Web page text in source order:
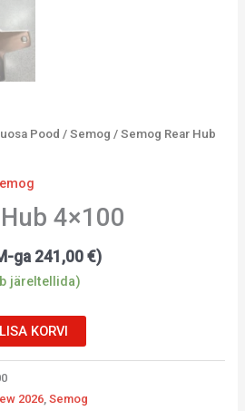
Pood /Semog / Semog Rear Hub
4×100
ga 241,00€)
järeltellida)
LISA KORVI
2026 ,Semog